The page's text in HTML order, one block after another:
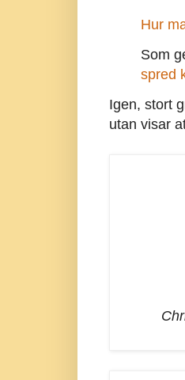
Hur
Som
spred
Igen, stort
utan visar